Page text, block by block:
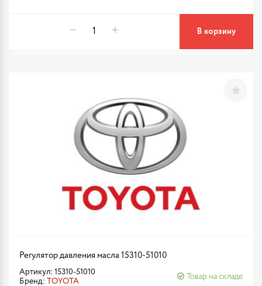
В корзину
Регулятор давления масла 15310-51010
Артикул: 15310-51010
Бренд: TOYOTA
Товар на складе